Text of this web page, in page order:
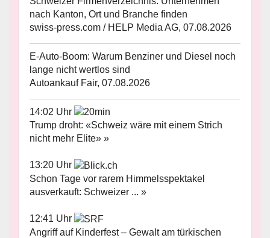
nach Kanton, Ort und Branche finden
swiss-press.com / HELP Media AG, 07.08.2026
E-Auto-Boom: Warum Benziner und Diesel noch
lange nicht wertlos sind
Autoankauf Fair, 07.08.2026
14:02 Uhr
Trump droht: «Schweiz wäre mit einem Strich
nicht mehr Elite» »
13:20 Uhr
Schon Tage vor rarem Himmelsspektakel
ausverkauft: Schweizer ... »
12:41 Uhr
Angriff auf Kinderfest – Gewalt am türkischen